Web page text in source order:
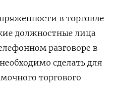
в торговле
должностные лица
разговоре в
сделать для
торгового